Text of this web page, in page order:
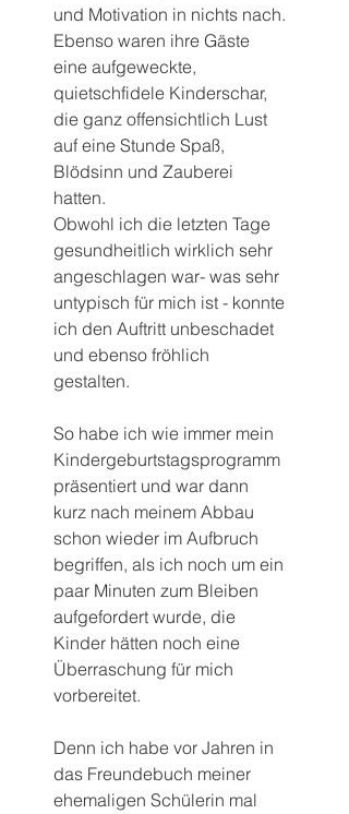
und Motivation in nichts nach.
Ebenso waren ihre Gäste
eine aufgeweckte,
quietschfidele Kinderschar,
die ganz offensichtlich Lust
auf eine Stunde Spaß,
Blödsinn und Zauberei
hatten.
Obwohl ich die letzten Tage
gesundheitlich wirklich sehr
angeschlagen war- was sehr
untypisch für mich ist - konnte
ich den Auftritt unbeschadet
und ebenso fröhlich
gestalten.
So habe ich wie immer mein
Kindergeburtstagsprogramm
präsentiert und war dann
kurz nach meinem Abbau
schon wieder im Aufbruch
begriffen, als ich noch um ein
paar Minuten zum Bleiben
aufgefordert wurde, die
Kinder hätten noch eine
Überraschung für mich
vorbereitet.
Denn ich habe vor Jahren in
das Freundebuch meiner
ehemaligen Schülerin mal